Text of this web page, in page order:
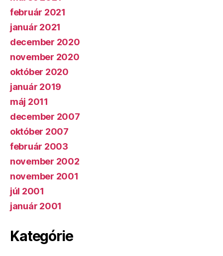
február 2021
január 2021
december 2020
november 2020
október 2020
január 2019
máj 2011
december 2007
október 2007
február 2003
november 2002
november 2001
júl 2001
január 2001
Kategórie